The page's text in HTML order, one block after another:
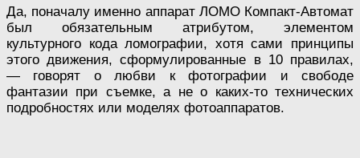
Да, поначалу именно аппарат ЛОМО Компакт-Автомат
был обязательным атрибутом, элементом
культурного кода ломографии, хотя сами принципы
этого движения, сформулированные в 10 правилах,
— говорят о любви к фотографии и свободе
фантазии при съемке, а не о каких-то технических
подробностях или моделях фотоаппаратов.